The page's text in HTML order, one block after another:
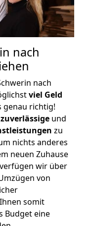
nach
nach
viel Geld
genau richtig!
zuverlässige und
zu
nichts anderes
neuen Zuhause
wir über
von
somit
Budget eine